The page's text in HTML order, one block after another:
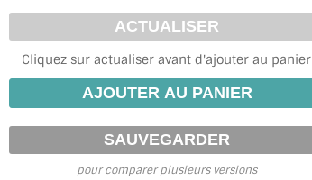
Cliquez sur actualiser avant d'ajouter au panier
pour comparer plusieurs versions